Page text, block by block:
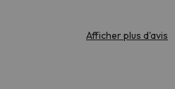
Afficher plus d'avis